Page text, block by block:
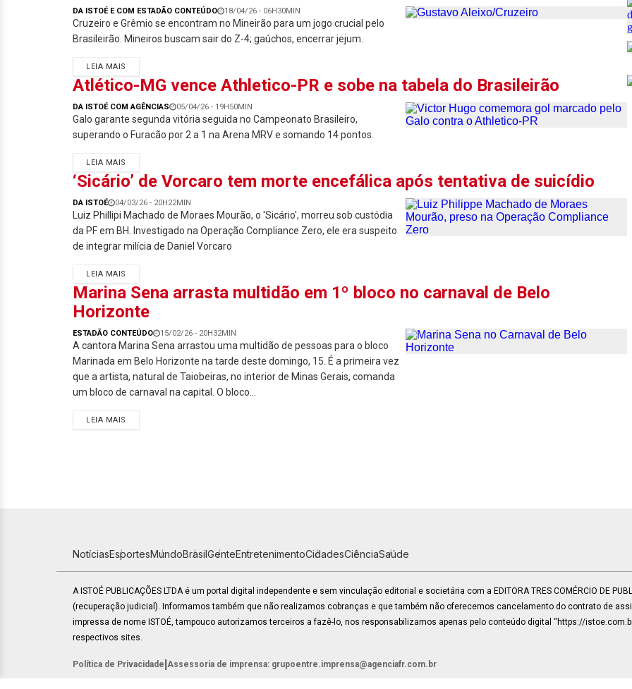
DA ISTOÉ E COM ESTADÃO CONTEÚDO 18/04/26 - 06H30MIN
Cruzeiro e Grêmio se encontram no Mineirão para um jogo crucial pelo
Brasileirão. Mineiros buscam sair do Z-4; gaúchos, encerrar jejum.
LEIA MAIS
Atlético-MG vence Athletico-PR e sobe na tabela do Brasileirão
DA ISTOÉ COM AGÊNCIAS 05/04/26 - 19H50MIN
Galo garante segunda vitória seguida no Campeonato Brasileiro,
superando o Furacão por 2 a 1 na Arena MRV e somando 14 pontos.
LEIA MAIS
‘Sicário’ de Vorcaro tem morte encefálica após tentativa de suicídio
DA ISTOÉ 04/03/26 - 20H22MIN
Luiz Phillipi Machado de Moraes Mourão, o 'Sicário', morreu sob custódia
da PF em BH. Investigado na Operação Compliance Zero, ele era suspeito
de integrar milícia de Daniel Vorcaro
LEIA MAIS
Marina Sena arrasta multidão em 1º bloco no carnaval de Belo
Horizonte
ESTADÃO CONTEÚDO 15/02/26 - 20H32MIN
A cantora Marina Sena arrastou uma multidão de pessoas para o bloco
Marinada em Belo Horizonte na tarde deste domingo, 15. É a primeira vez
que a artista, natural de Taiobeiras, no interior de Minas Gerais, comanda
um bloco de carnaval na capital. O bloco...
LEIA MAIS
NotíciasEsportesMundoBrasilGenteEntretenimentoCidadesCiênciaSaúde
A ISTOÉ PUBLICAÇÕES LTDA é um portal digital independente e sem vinculação editorial e societária com a EDITORA TRES COMÉRCIO DE
(recuperação judicial). Informamos também que não realizamos cobranças e que também não oferecemos cancelamento do contrato de
impressa de nome ISTOÉ, tampouco autorizamos terceiros a fazê-lo, nos responsabilizamos apenas pelo conteúdo digital “https://
respectivos sites.
Política de Privacidade Assessoria de imprensa: grupoentre.imprensa@agenciafr.com.br